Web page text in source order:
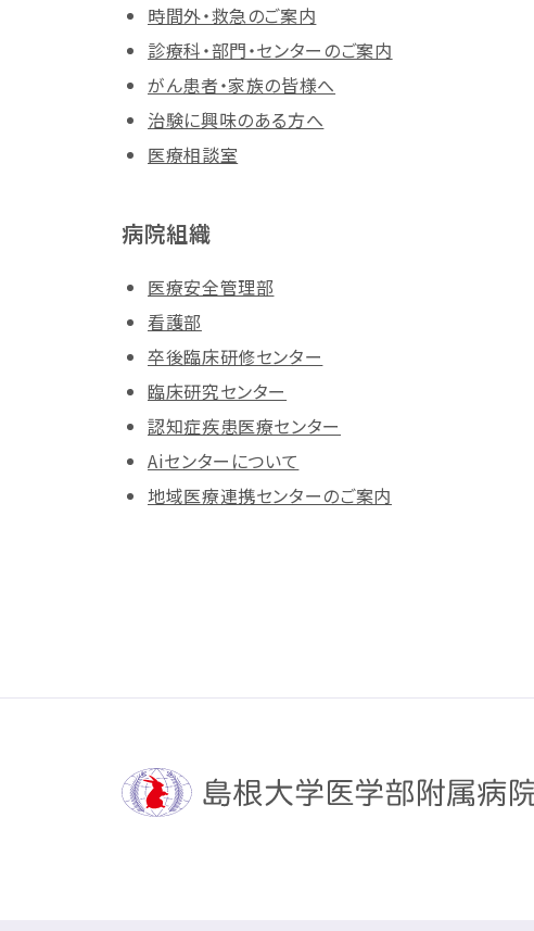
時間外・救急のご案内
診療科・部門・センターのご案内
がん患者・家族の皆様へ
治験に興味のある方へ
医療相談室
病院組織
医療安全管理部
看護部
卒後臨床研修センター
臨床研究センター
認知症疾患医療センター
Aiセンターについて
地域医療連携センターのご案内